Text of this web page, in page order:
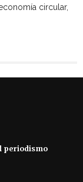
circular,
periodismo